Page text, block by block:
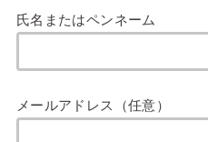
氏名またはペンネーム
メールアドレス（任意）